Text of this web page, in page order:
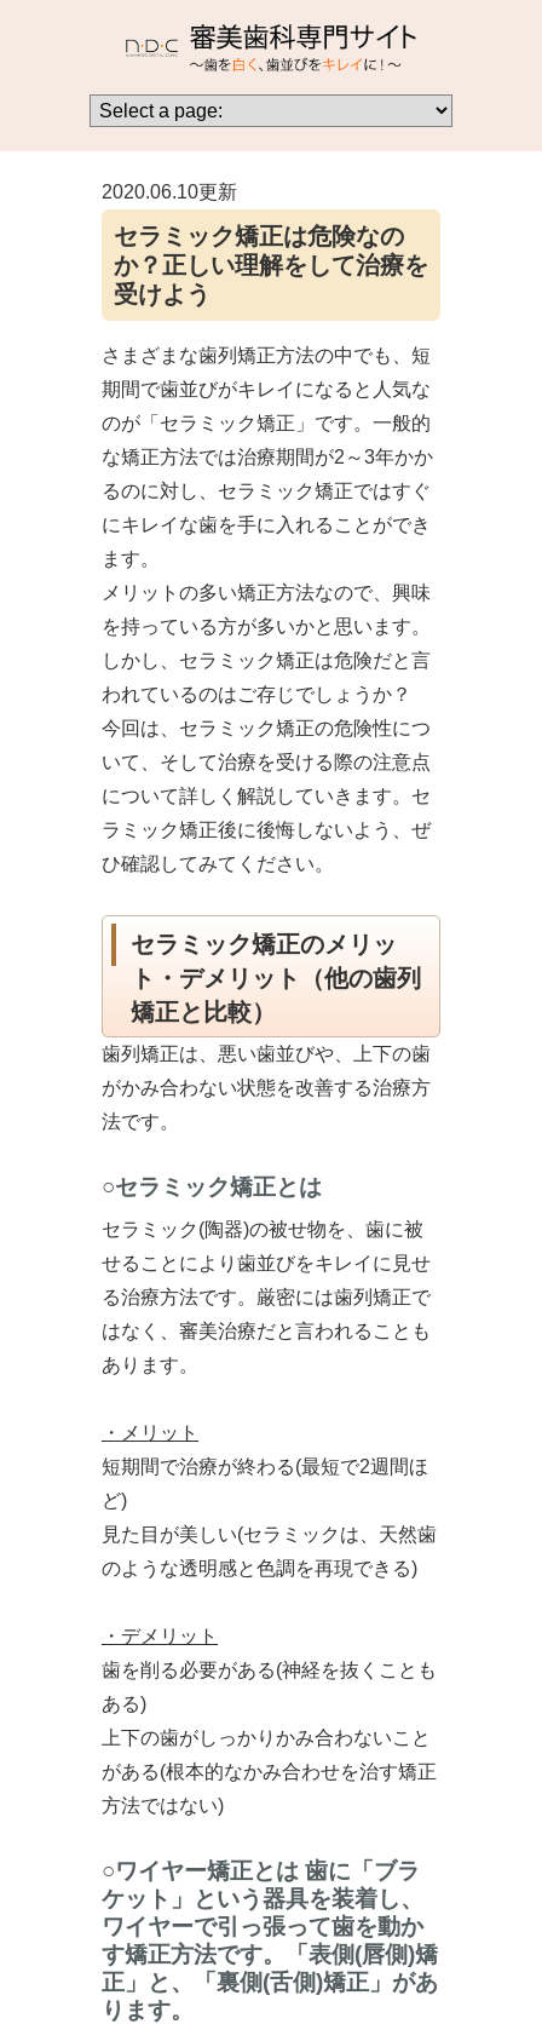
2020.06.10更新
セラミック矯正は危険なの
か？正しい理解をして治療を
受けよう
さまざまな歯列矯正方法の中でも、短
期間で歯並びがキレイになると人気な
のが「セラミック矯正」です。一般的
な矯正方法では治療期間が2～3年かか
るのに対し、セラミック矯正ではすぐ
にキレイな歯を手に入れることができ
ます。
メリットの多い矯正方法なので、興味
を持っている方が多いかと思います。
しかし、セラミック矯正は危険だと言
われているのはご存じでしょうか？
今回は、セラミック矯正の危険性につ
いて、そして治療を受ける際の注意点
について詳しく解説していきます。セ
ラミック矯正後に後悔しないよう、ぜ
ひ確認してみてください。
セラミック矯正のメリッ
ト・デメリット（他の歯列
矯正と比較）
歯列矯正は、悪い歯並びや、上下の歯
がかみ合わない状態を改善する治療方
法です。
○セラミック矯正とは
セラミック(陶器)の被せ物を、歯に被
せることにより歯並びをキレイに見せ
る治療方法です。厳密には歯列矯正で
はなく、審美治療だと言われることも
あります。
・メリット
短期間で治療が終わる(最短で2週間ほ
ど)
見た目が美しい(セラミックは、天然歯
のような透明感と色調を再現できる)
・デメリット
歯を削る必要がある(神経を抜くことも
ある)
上下の歯がしっかりかみ合わないこと
がある(根本的なかみ合わせを治す矯正
方法ではない)
○ワイヤー矯正とは 歯に「ブラ
ケット」という器具を装着し、
ワイヤーで引っ張って歯を動か
す矯正方法です。「表側(唇側)矯
正」と、「裏側(舌側)矯正」があ
ります。